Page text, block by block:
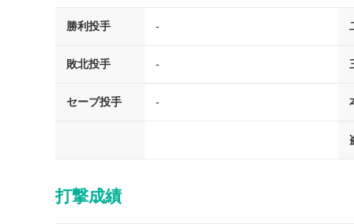
勝利投手 -
敗北投手 -
セーブ投手 -
打撃成績